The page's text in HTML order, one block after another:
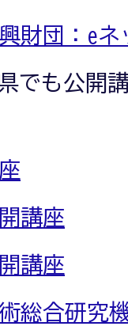
財団：e
でも公開
講座
講座
総合研究